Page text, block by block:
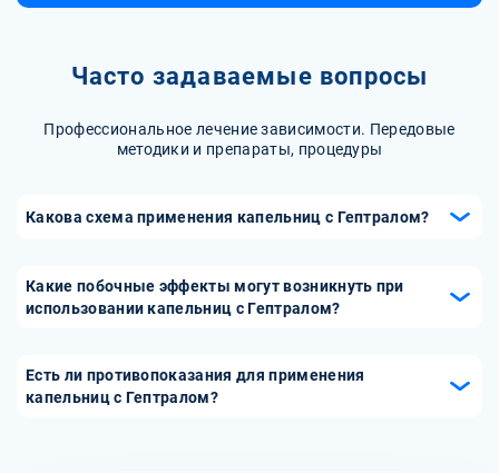
Часто задаваемые вопросы
Профессиональное лечение зависимости. Передовые
методики и препараты, процедуры
Какова схема применения капельниц с Гептралом?
и дозировка может варьироваться в зависимости от
состояния пациента. Стандартная схема включает 400-
лечения определяет врач.
Какие побочные эффекты могут возникнуть при
использовании капельниц с Гептралом?
рвоту, головную боль, аллергию, а также возможные
нарушения стула. В редких случаях могут возникать
Есть ли противопоказания для применения
капельниц с Гептралом?